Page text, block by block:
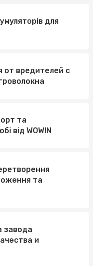
для
от вредителей с
та
від WOWIN
та
завода
и